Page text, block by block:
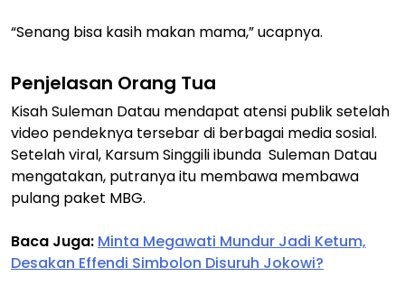
“Senang bisa kasih makan mama,” ucapnya.
Penjelasan Orang Tua
Kisah Suleman Datau mendapat atensi publik setelah
video pendeknya tersebar di berbagai media sosial.
Setelah viral, Karsum Singgili ibunda Suleman Datau
mengatakan, putranya itu membawa membawa
pulang paket MBG.
Baca Juga: Minta Megawati Mundur Jadi Ketum,
Desakan Effendi Simbolon Disuruh Jokowi?